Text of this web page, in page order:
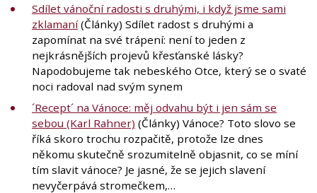
Sdílet vánoční radosti s druhými, i když jsme sami
zklamaní(Články) Sdílet radost s druhými a
zapomínat na své trápení: není to jeden z
nejkrásnějších projevů křesťanské lásky?
Napodobujeme tak nebeského Otce, který se o svaté
noci radoval nad svým synem
´Recept´ na Vánoce: měj odvahu být i jen sám se
sebou (Karl Rahner) (Články) Vánoce? Toto slovo se
říká skoro trochu rozpačitě, protože lze dnes
někomu skutečně srozumitelně objasnit, co se míní
tím slavit vánoce? Je jasné, že se jejich slavení
nevyčerpává stromečkem,…